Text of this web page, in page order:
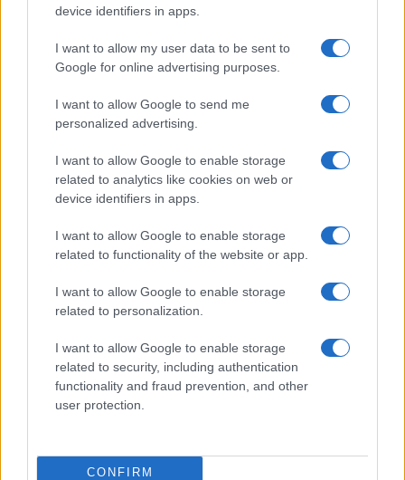
device identifiers in apps.
I want to allow my user data to be sent to
Google for online advertising purposes.
I want to allow Google to send me
personalized advertising.
I want to allow Google to enable storage
related to analytics like cookies on web or
device identifiers in apps.
I want to allow Google to enable storage
related to functionality of the website or app.
I want to allow Google to enable storage
related to personalization.
I want to allow Google to enable storage
related to security, including authentication
functionality and fraud prevention, and other
user protection.
CONFIRM
Praktisch gezien betekent Van Berkel’s terugtreden
dat D66 en de formateur nieuwe kandidaten
moeten zoeken voor de rol vanstaatssecretaris
selectieprocedures en cv-controle strikter wil
de kwestie intern worden besproken: hoe
transparant moeten kandidaten zijn, welke vormen
verantwoordelijkheid heeft een kandidaat na het
aanleveren van persinformatie die niet helemaal
klopt?